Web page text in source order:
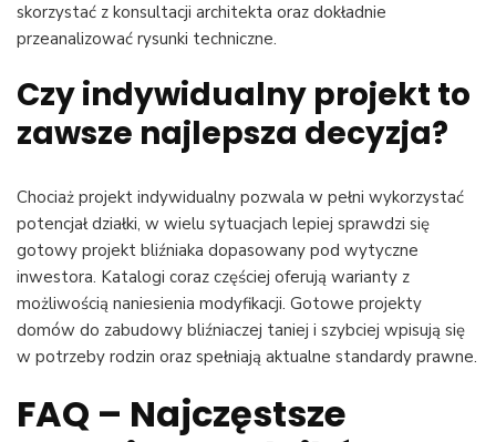
skorzystać z konsultacji architekta oraz dokładnie
przeanalizować rysunki techniczne.
Czy indywidualny projekt to
zawsze najlepsza decyzja?
Chociaż projekt indywidualny pozwala w pełni wykorzystać
potencjał działki, w wielu sytuacjach lepiej sprawdzi się
gotowy projekt bliźniaka dopasowany pod wytyczne
inwestora. Katalogi coraz częściej oferują warianty z
możliwością naniesienia modyfikacji. Gotowe projekty
domów do zabudowy bliźniaczej taniej i szybciej wpisują się
w potrzeby rodzin oraz spełniają aktualne standardy prawne.
FAQ – Najczęstsze